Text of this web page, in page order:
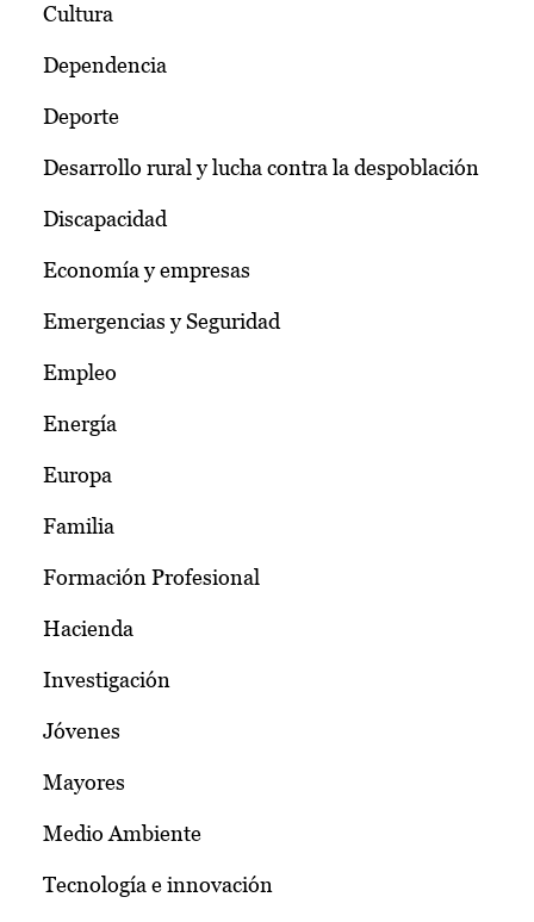
Cultura
Dependencia
Deporte
Desarrollo rural y lucha contra la despoblación
Discapacidad
Economía y empresas
Emergencias y Seguridad
Empleo
Energía
Europa
Familia
Formación Profesional
Hacienda
Investigación
Jóvenes
Mayores
Medio Ambiente
Tecnología e innovación